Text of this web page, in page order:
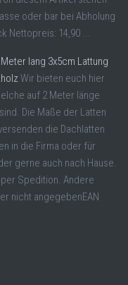
oder bar bei Abholung
Nettopreis: 14,90 ...
lang 3x5cm Lattung
Wir bieten euch hier
auf 2 Meter länge
Die Maße der Latten
die Dachlatten
in die Firma oder für
gerne auch nach Hause.
Spedition. Andere
nicht angegebenEAN